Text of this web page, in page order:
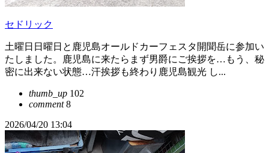
セドリック
土曜日日曜日と鹿児島オールドカーフェスタ開聞岳に参加い
たしました。鹿児島に来たらまず男爵にご挨拶を…もう、秘
密に出来ない状態…汗挨拶も終わり鹿児島観光 し...
thumb_up 102
comment8
2026/04/20 13:04